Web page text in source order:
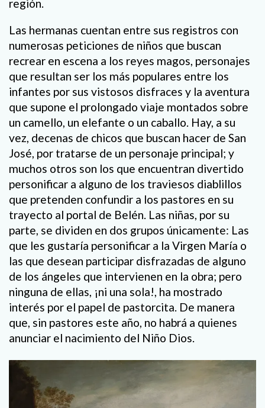
región.
Las hermanas cuentan entre sus registros con
numerosas peticiones de niños que buscan
recrear en escena a los reyes magos, personajes
que resultan ser los más populares entre los
infantes por sus vistosos disfraces y la aventura
que supone el prolongado viaje montados sobre
un camello, un elefante o un caballo. Hay, a su
vez, decenas de chicos que buscan hacer de San
José, por tratarse de un personaje principal; y
muchos otros son los que encuentran divertido
personificar a alguno de los traviesos diablillos
que pretenden confundir a los pastores en su
trayecto al portal de Belén. Las niñas, por su
parte, se dividen en dos grupos únicamente: Las
que les gustaría personificar a la Virgen María o
las que desean participar disfrazadas de alguno
de los ángeles que intervienen en la obra; pero
ninguna de ellas, ¡ni una sola!, ha mostrado
interés por el papel de pastorcita. De manera
que, sin pastores este año, no habrá a quienes
anunciar el nacimiento del Niño Dios.